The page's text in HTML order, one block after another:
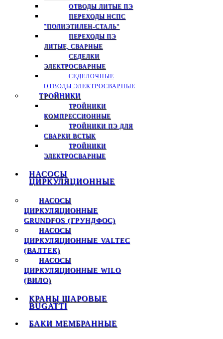
ОТВОДЫ ЛИТЫЕ ПЭ
ПЕРЕХОДЫ НСПС
"ПОЛИЭТИЛЕН-СТАЛЬ"
ПЕРЕХОДЫ ПЭ
ЛИТЫЕ, СВАРНЫЕ
СЕДЕЛКИ
ЭЛЕКТРОСВАРНЫЕ
СЕДЕЛОЧНЫЕ
ОТВОДЫ ЭЛЕКТРОСВАРНЫЕ
ТРОЙНИКИ
ТРОЙНИКИ
КОМПРЕССИОННЫЕ
ТРОЙНИКИ ПЭ ДЛЯ
СВАРКИ ВСТЫК
ТРОЙНИКИ
ЭЛЕКТРОСВАРНЫЕ
НАСОСЫ
ЦИРКУЛЯЦИОННЫЕ
НАСОСЫ
ЦИРКУЛЯЦИОННЫЕ
GRUNDFOS (ГРУНДФОС)
НАСОСЫ
ЦИРКУЛЯЦИОННЫЕ VALTEC
(ВАЛТЕК)
НАСОСЫ
ЦИРКУЛЯЦИОННЫЕ WILO
(ВИЛО)
КРАНЫ ШАРОВЫЕ
BUGATTI
БАКИ МЕМБРАННЫЕ